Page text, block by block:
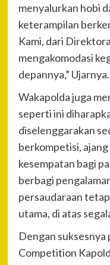
menyalurkan hobi
keterampilan
Kami, dari
mengakomodasi
depannya,” Ujarnya.
Wakapolda juga
seperti ini
diselenggarakan
berkompetisi,
kesempatan bagi
berbagi
persaudaraan
utama, di atas
Dengan suksesnya
Competition